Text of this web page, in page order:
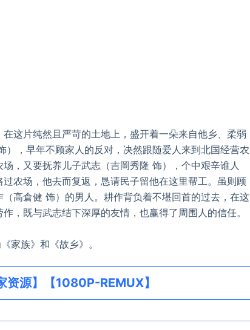
片纯然且严苛的土地上，盛开着一朵来自他乡、柔弱
，早年不顾家人的反对，决然跟随爱人来到北国经营农
，又要抚养儿子武志（吉岡秀隆 饰），个中艰辛谁人
农场，他去而复返，恳请民子留他在这里帮工。虽则顾
高倉健 饰）的男人。耕作背负着不堪回首的过去，在这
，既与武志结下深厚的友情，也赢得了周围人的信任。
族》和《故乡》。
资源】【1080P-REMUX】